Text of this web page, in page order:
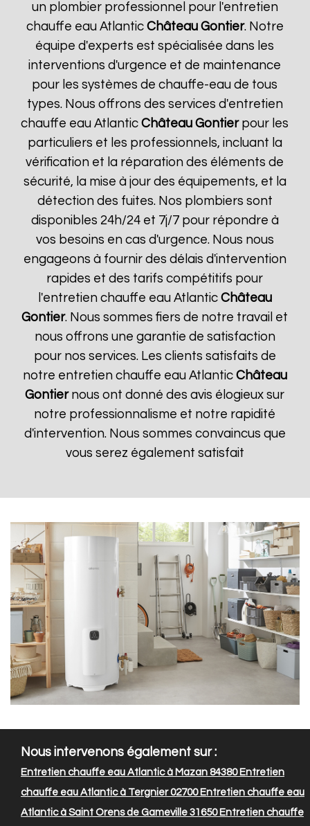
un plombier professionnel pour l'entretien
chauffe eau Atlantic Château Gontier. Notre
équipe d'experts est spécialisée dans les
interventions d'urgence et de maintenance
pour les systèmes de chauffe-eau de tous
types. Nous offrons des services d'entretien
chauffe eau AtlanticChâteau Gontierpour les
particuliers et les professionnels, incluant la
vérification et la réparation des éléments de
sécurité, la mise à jour des équipements, et la
détection des fuites. Nos plombiers sont
disponibles 24h/24 et 7j/7 pour répondre à
vos besoins en cas d'urgence. Nous nous
engageons à fournir des délais d'intervention
rapides et des tarifs compétitifs pour
l'entretien chauffe eau Atlantic Château
Gontier. Nous sommes fiers de notre travail et
nous offrons une garantie de satisfaction
pour nos services. Les clients satisfaits de
notre entretien chauffe eau Atlantic Château
Gontiernous ont donné des avis élogieux sur
notre professionnalisme et notre rapidité
d'intervention. Nous sommes convaincus que
vous serez également satisfait
Nous intervenons également sur :
Entretien chauffe eau Atlantic à Mazan 84380Entretien
chauffe eau Atlantic à Tergnier 02700Entretien chauffe eau
Atlantic à Saint Orens de Gameville 31650Entretien chauffe